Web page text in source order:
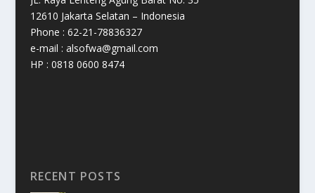
12610 Jakarta Selatan – Indonesia
Phone : 62-21-78836327
e-mail : alsofwa@gmail.com
HP : 0818 0600 8474
RECENT POSTS